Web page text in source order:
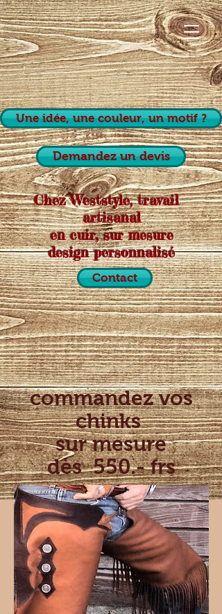
Une idée, une couleur, un motif ?
Contact
Chez Weststyle, travail
artisanal
en cuir, sur mesure
design personnalisé
Demandez un devis
commandez vos
chinks
sur mesure
dès 550.- frs